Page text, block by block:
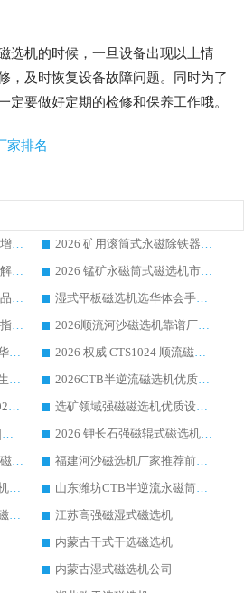
选机的时候，一旦设备出现以上情
，及时恢复设备故障问题。同时为了
定要做好定期的检修和保养工作哦。
家排名
2026CTG 干式磁选机降本增效选购指南 选矿行业口碑稳定专业生产强者盘点
2026 矿用滚筒式永磁除铁器厂家榜单 行业实力派源头厂商选购干货指南
2026 湿式分选磁选机选购解析，华体会手机网页版-华体会(中国) 设备综合实力详解
2026 锰矿永磁筒式磁选机市场主流客户推荐生产厂家口碑精选
2026 市场主流磁选机靠谱品牌推荐 案例厂家华体会手机网页版-华体会(中国) 大众倾心之选
湿式平板磁选机选华体会手机网页版-华体会(中国) _2026靠谱厂家收获各地客户良好评价
2026 磁选机厂家推荐选购指南，实地走访参考华体会手机网页版-华体会(中国) 合作口碑表现
2026顺流河沙磁选机靠谱厂家推荐 华体会手机网页版-华体会(中国) 实力口碑精选
2026选强磁滚筒厂家就找华体会手机网页版-华体会(中国) _口碑过硬用料扎实_性价比优势突出
2026 权威 CTS1024 顺流磁选机精选生产厂家优质设备推荐
2026磁选机好的十大品牌生产厂家排名|华体会手机网页版-华体会(中国) 凭实力入磅
2026CTB半逆流磁选机优质厂家推荐：华体会手机网页版-华体会(中国) ，行业标杆生产厂家
权威湿式磁选机哪家好?2026 实测榜单出炉，潍坊华体会手机网页版-华体会(中国) 大厂实力领跑
选矿领域强磁磁选机优质设备推荐榜 TOP1：潍坊华体会手机网页版-华体会(中国) 凭实力出圈
青州磁选机 TOP 前十厂家|靠谱品牌怎么选?潍坊华体会手机网页版-华体会(中国) 实力出圈
2026 钾长石强磁辊式磁选机靠谱厂家 TOP 榜：潍坊华体会手机网页版-华体会(中国) 凭硬核实力领跑行业
2026 CTB半逆流永磁筒式磁选机厂家如何选择，选华体会手机网页版-华体会(中国) 原因，硬核实测不踩坑指南
福建河沙磁选机厂家推荐前三，华体会手机网页版-华体会(中国) 磁选机解锁资源利用新路径
2026半逆流水选河沙磁选机生产厂家：解锁河沙分选高效新路径
山东潍坊CTB半逆流永磁筒式河沙磁选机生产厂家如何高效除铁提纯
福建2026性价比高的河沙磁选机生产厂家工作原理(通俗 + 专业双版，适配产品文案/介绍使用)
江苏高强磁湿式磁选机
内蒙古干式干选磁选机
内蒙古湿式磁选机公司